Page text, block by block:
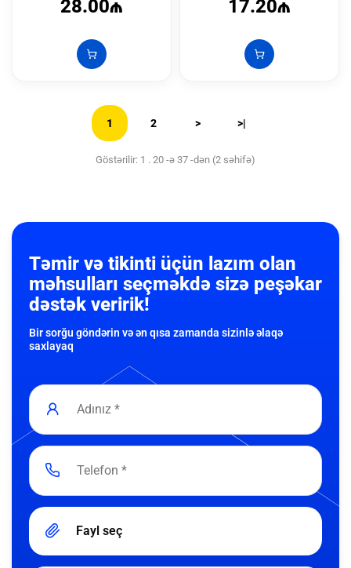
28.00₼ 17.20₼
1 2 > >|
Göstərilir: 1 . 20 -ə 37 -dən (2 səhifə)
Təmir və tikinti üçün lazım olan
məhsulları seçməkdə sizə peşəkar
dəstək veririk!
Bir sorğu göndərin və ən qısa zamanda sizinlə əlaqə
saxlayaq
Fayl seç